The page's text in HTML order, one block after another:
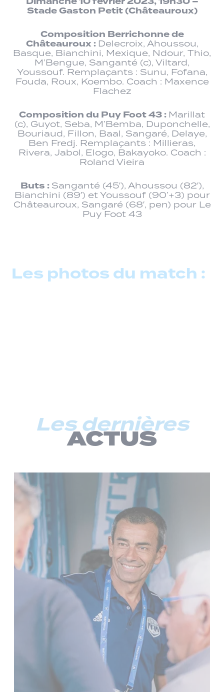
Stade Gaston Petit (Châteauroux)
Composition Berrichonne de
Châteauroux : Delecroix, Ahoussou,
Basque, Bianchini, Mexique, Ndour, Thio,
M’Bengue, Sanganté (c), Viltard,
Youssouf. Remplaçants : Sunu, Fofana,
Fouda, Roux, Koembo. Coach : Maxence
Flachez
Composition du Puy Foot 43 : Marillat
(c), Guyot, Seba, M’Bemba, Duponchelle,
Bouriaud, Fillon, Baal, Sangaré, Delaye,
Ben Fredj. Remplaçants : Millieras,
Rivera, Jabol, Elogo, Bakayoko. Coach :
Roland Vieira
Buts : Sanganté (45′), Ahoussou (82′),
Bianchini (89′) et Youssouf (90’+3) pour
Châteauroux, Sangaré (68′, pen) pour Le
Puy Foot 43
Les photos du match :
Les dernières
ACTUS